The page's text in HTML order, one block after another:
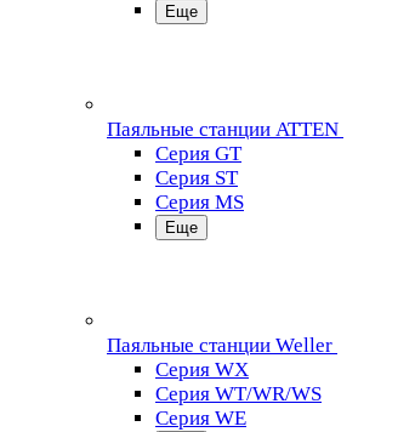
Еще
Паяльные станции ATTEN
Серия GT
Серия ST
Серия MS
Еще
Паяльные станции Weller
Серия WX
Серия WT/WR/WS
Серия WE